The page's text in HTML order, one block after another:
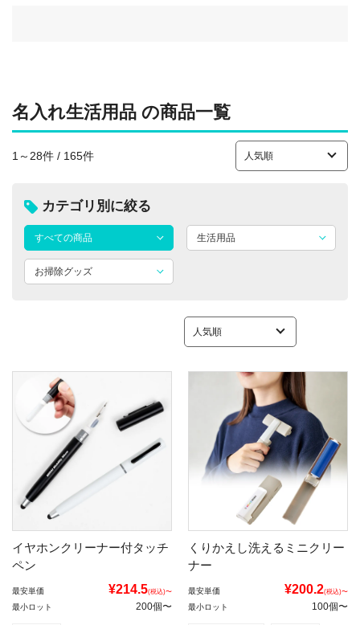
名入れ生活用品 の商品一覧
1～28件 / 165件
カテゴリ別に絞る
すべての商品 生活用品
お掃除グッズ
イヤホンクリーナー付タッチ
ペン
最安単価 ¥214.5(税込)〜
最小ロット 200個〜
くりかえし洗えるミニクリー
ナー
最安単価 ¥200.2(税込)〜
最小ロット 100個〜